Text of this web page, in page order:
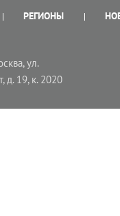
РЕГИОНЫ
ул.
д. 19, к. 2020